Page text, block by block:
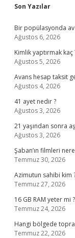
Sidebar
Son Yazılar
Bir popülasyonda av
Ağustos 6, 2026
Kimlik yaptırmak kaç
Ağustos 5, 2026
Avans hesap taksit
Ağustos 4, 2026
41 ayet nedir ?
Ağustos 3, 2026
21 yaşından sonra
Ağustos 3, 2026
Şaban’ın filmleri
Temmuz 30, 2026
Azimutun sahibi kim
Temmuz 27, 2026
16 GB RAM yeter mi ?
Temmuz 24, 2026
Hangi bölgede
Temmuz 22, 2026